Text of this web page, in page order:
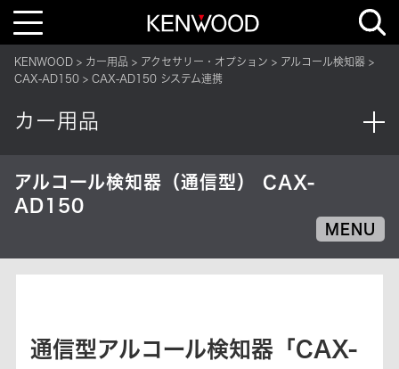
T
l
e
v
i
i
o
n
KENWOOD カー用品 アクセサリー・オプション
アルコール検知器
CAX-AD150
CAX-AD150 システム連携
カー用品
アルコール検知器（通信型） CAX-
AD150
MENU
通信型アルコール検知器「CAX-